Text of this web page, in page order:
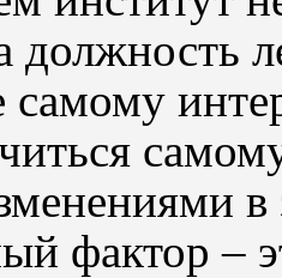
должность
в
фактор –